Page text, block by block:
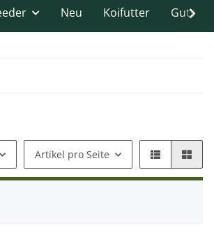
Neu Koifutter
Artikel pro Seite